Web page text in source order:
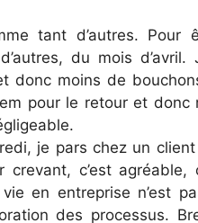
tant d’autres.
du mois
donc moins de
pour le retour et
je pars chez un
crevant, c’est
en entreprise n’est
des processus.